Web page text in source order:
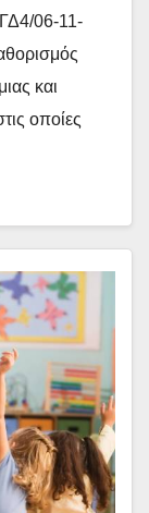
06-11-
και
οποίες